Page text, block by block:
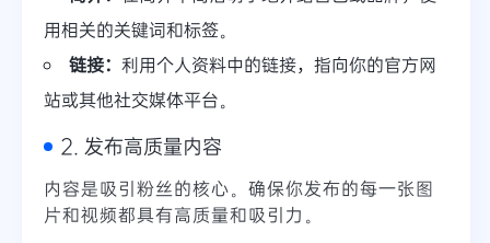
用相关的关键词和标签。
链接： 利用个人资料中的链接，指向你的官方网
站或其他社交媒体平台。
2. 发布高质量内容
内容是吸引粉丝的核心。确保你发布的每一张图
片和视频都具有高质量和吸引力。